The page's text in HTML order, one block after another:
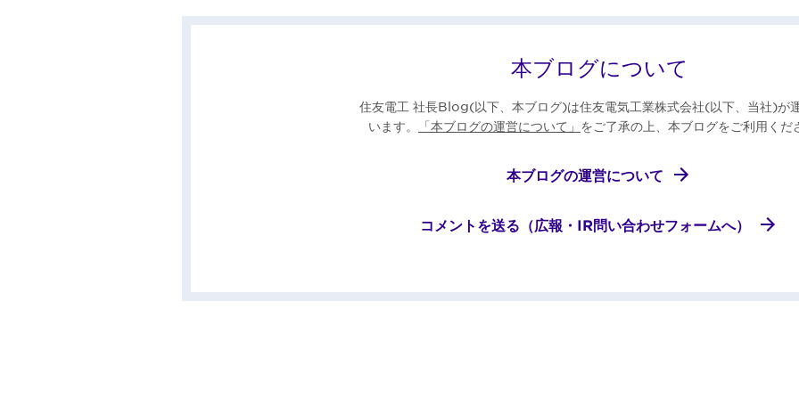
本ブログについて
住友電工 社長Blog(以下、本ブログ)は住友電気工業株式会社(以下、当社)が
います。
「本ブログの運営について」 をご了承の上、本ブログをご利用くだ
本ブログの運営について
コメントを送る（広報・IR問い合わせフォームへ）